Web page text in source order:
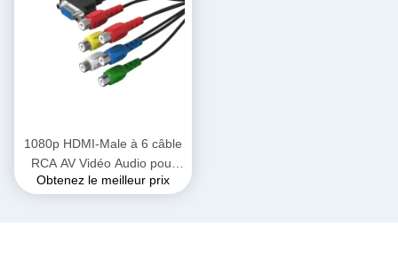
1080p HDMI-Male à 6 câble
RCA AV Vidéo Audio pour
HDMI HDTV VGA AV
Obtenez le meilleur prix